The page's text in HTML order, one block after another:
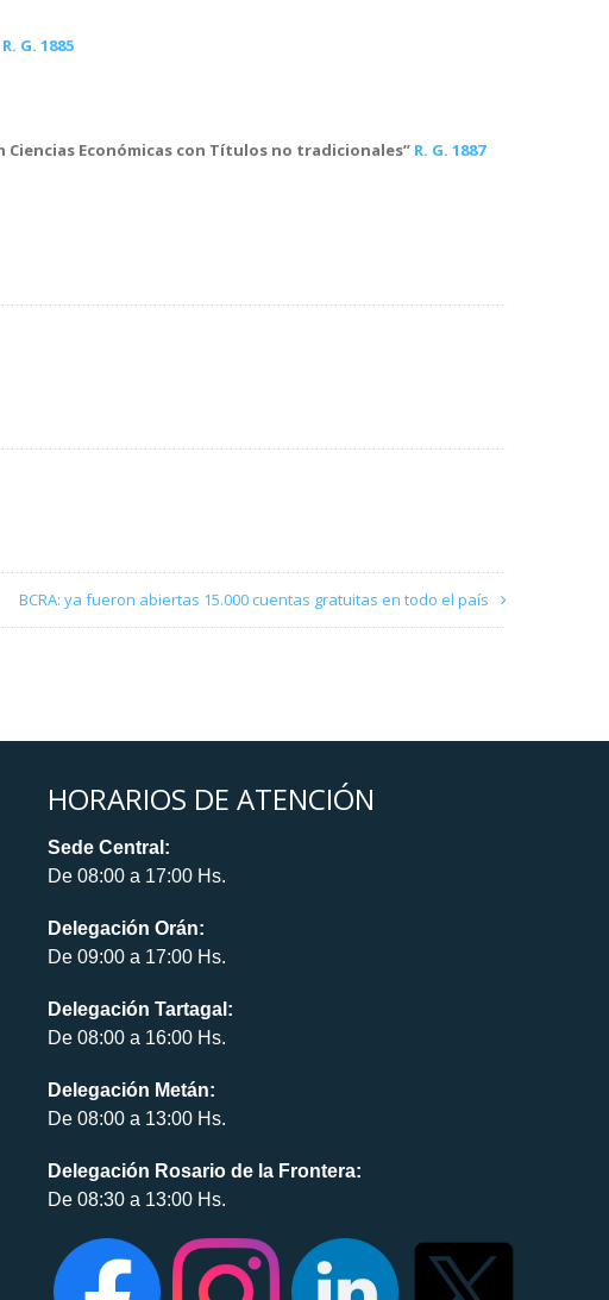
R. G. 1885
Económicas con Títulos no tradicionales” R. G. 1887
BCRA: ya fueron abiertas 15.000 cuentas gratuitas en todo el país
HORARIOS DE ATENCIÓN
Sede Central:
De 08:00 a 17:00 Hs.
Delegación Orán:
De 09:00 a 17:00 Hs.
Delegación Tartagal:
De 08:00 a 16:00 Hs.
Delegación Metán:
De 08:00 a 13:00 Hs.
Delegación Rosario de la Frontera:
De 08:30 a 13:00 Hs.